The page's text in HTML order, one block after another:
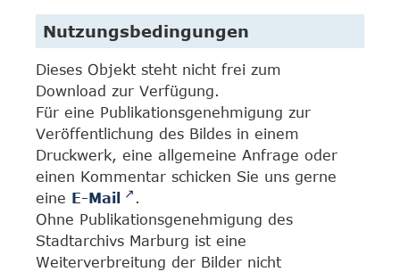
Nutzungsbedingungen
Dieses Objekt steht nicht frei zum
Download zur Verfügung.
Für eine Publikationsgenehmigung zur
Veröffentlichung des Bildes in einem
Druckwerk, eine allgemeine Anfrage oder
einen Kommentar schicken Sie uns gerne
eine E-Mail
.
Ohne Publikationsgenehmigung des
Stadtarchivs Marburg ist eine
Weiterverbreitung der Bilder nicht